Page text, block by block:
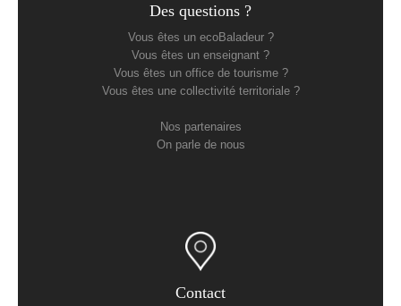
Des questions ?
Vous êtes un ecoBaladeur ?
Vous êtes un enseignant ?
Vous êtes un office de tourisme ?
Vous êtes une collectivité territoriale ?
Nos partenaires
On parle de nous
Contact